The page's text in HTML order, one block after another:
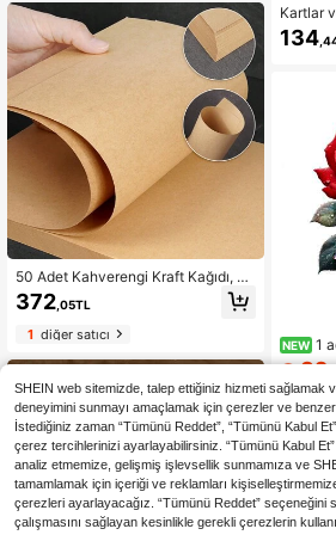
50 Adet Kahverengi Kraft Kağıdı, Sa
nat Çalışmaları, Boyama ve DIY Proj
eleri İçin Uygun, Yazıcılarla Uyumlu,
Okula Dönüş Temel İhtiyacı
372 ,05TL
1diğer satıcı
Kartlar
134
NEW 1
nli Isı
r,
inderler
82
SHEIN web sitemizde, talep ettiğiniz hizmeti sağlamak
deneyimini sunmayı amaçlamak için çerezler ve benzer
İstediğiniz zaman “Tümünü Reddet”, “Tümünü Kabul
çerez tercihlerinizi ayarlayabilirsiniz. “Tümünü Kabul
analiz etmemize, gelişmiş işlevsellik sunmamıza ve
tamamlamak için içeriği ve reklamları
çerezleri ayarlayacağız. “Tümünü Reddet” seçeneğini
çalışmasını sağlayan kesinlikle gerekli çerezlerin